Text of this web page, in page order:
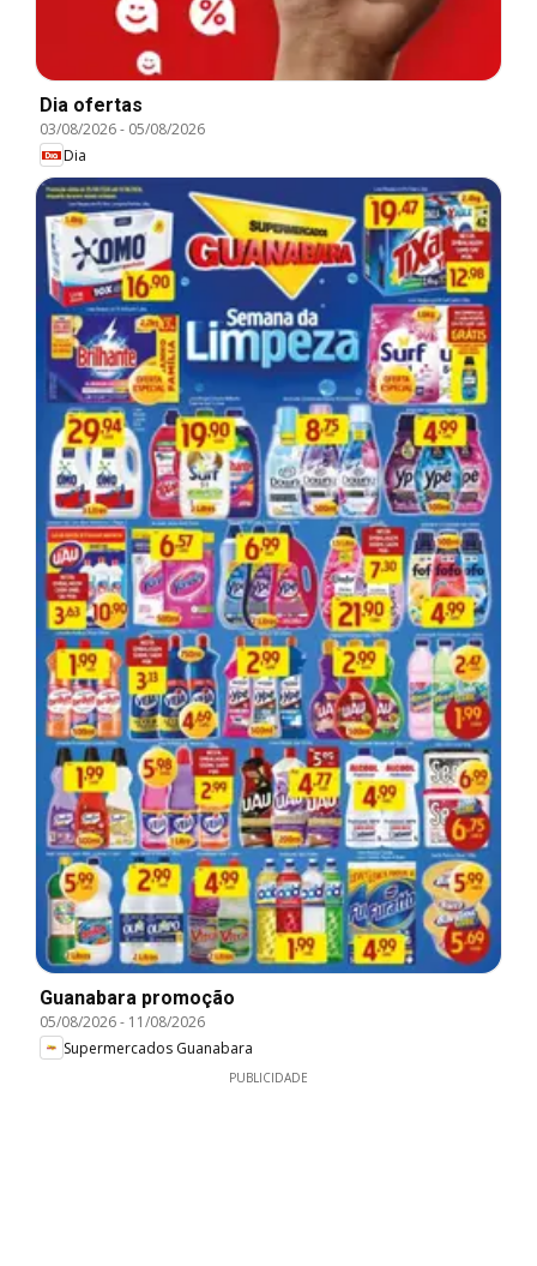
Dia ofertas
03/08/2026- 05/08/2026
Dia
Guanabara promoção
05/08/2026- 11/08/2026
Supermercados Guanabara
PUBLICIDADE